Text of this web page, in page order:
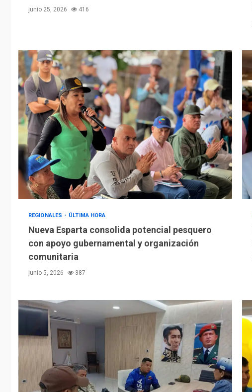
junio 25, 2026 416
REGIONALES ÚLTIMA HORA
Nueva Esparta consolida potencial pesquero
con apoyo gubernamental y organización
comunitaria
junio 5, 2026 387